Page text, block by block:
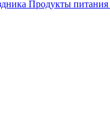
Продукты питания